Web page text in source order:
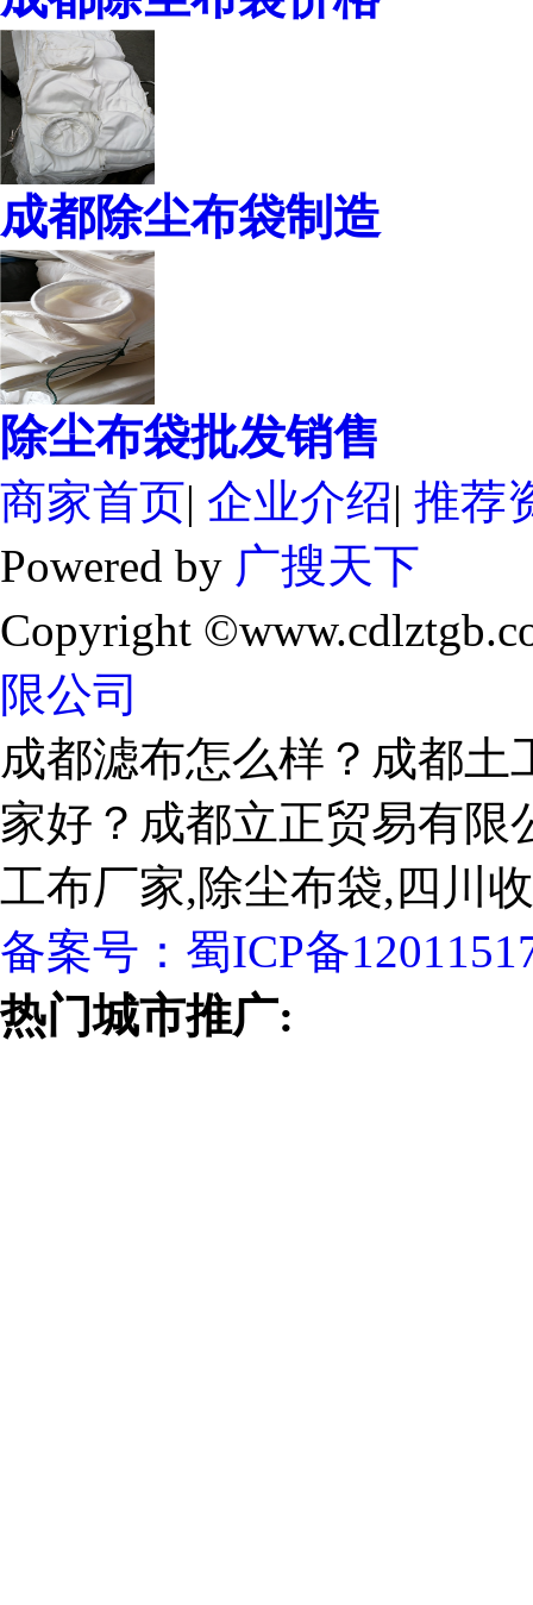
成都除尘布袋制造
除尘布袋批发销售
商家首页| 企业介绍| 推荐
Powered by 广搜天下
Copyright
限公司
成都滤布怎么样？成都
家好？成都立正贸易有
工布厂家,除尘布袋,四川
备案号： 蜀ICP备
热门城市推广: